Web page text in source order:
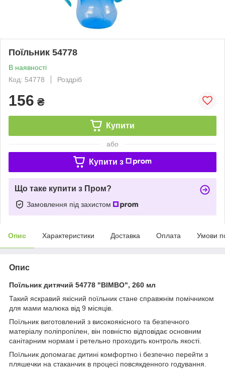
Поїльник 54778
В наявності
Код: 54778
Роздріб
156 ₴
Купити
або
Купити з
Що таке купити з Пром?
Замовлення під захистом
Опис Характеристики Доставка Оплата Умови
Опис
Поїльник дитячий 54778 "BIMBO", 260 мл
Такий яскравий якісний поїльник стане справжнім помічником
для мами малюка від 9 місяців.
Поїльник виготовлений з високоякісного та безпечного
матеріалу поліпропілен, він повністю відповідає основним
санітарним нормам і ретельно проходить контроль якості.
Поїльник допомагає дитині комфортно і безпечно перейти з
пляшечки на стаканчик в процесі повсякденного годування.